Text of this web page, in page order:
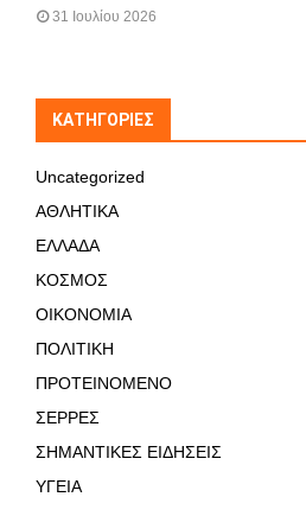
31 Ιουλίου 2026
KΑΤΗΓΟΡΊΕΣ
Uncategorized
ΑΘΛΗΤΙΚΑ
ΕΛΛΑΔΑ
ΚΟΣΜΟΣ
ΟΙΚΟΝΟΜΙΑ
ΠΟΛΙΤΙΚΗ
ΠΡΟΤΕΙΝΟΜΕΝΟ
ΣΕΡΡΕΣ
ΣΗΜΑΝΤΙΚΕΣ ΕΙΔΗΣΕΙΣ
ΥΓΕΙΑ